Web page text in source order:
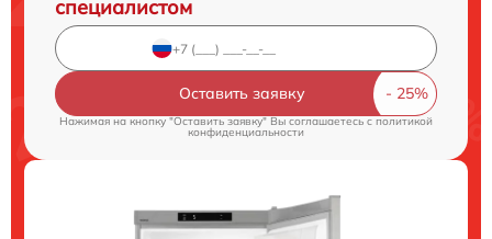
специалистом
Оставить заявку
Нажимая на кнопку "Оставить заявку" Вы соглашаетесь c политикой
конфиденциальности